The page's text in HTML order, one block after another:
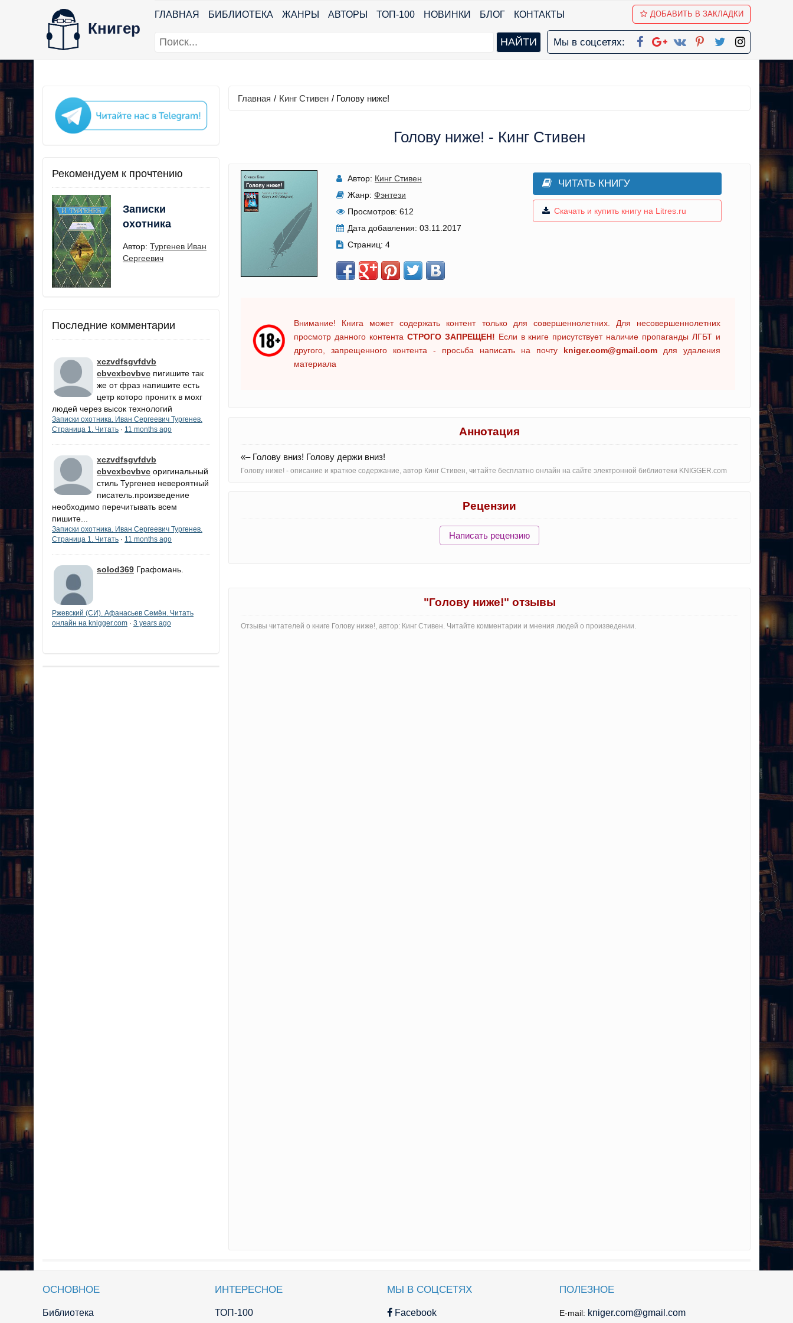
Книгер
ГЛАВНАЯ БИБЛИОТЕКА ЖАНРЫ АВТОРЫ ТОП-100 НОВИНКИ БЛОГ КОНТАКТЫ ДОБАВИТЬ В ЗАКЛАДКИ
Мы в соцсетях:
Рекомендуем к прочтению
Записки
охотника
Автор: Тургенев Иван
Сергеевич
Последние комментарии
xczvdfsgvfdvb
cbvcxbcvbvc пигишите так
же от фраз напишите есть
цетр которо пронитк в мохг
людей через высок технологий
Записки охотника. Иван Сергеевич Тургенев.
Страница 1. Читать · 11 months ago
xczvdfsgvfdvb
cbvcxbcvbvc оригинальный
стиль Тургенев невероятный
писатель.произведение
необходимо перечитывать всем
пишите...
Записки охотника. Иван Сергеевич Тургенев.
Страница 1. Читать · 11 months ago
solod369 Графомань.
Ржевский (СИ). Афанасьев Семён. Читать
онлайн на knigger.com · 3 years ago
Главная / Кинг Стивен / Голову ниже!
Голову ниже! - Кинг Стивен
Автор: Кинг Стивен
Жанр: Фэнтези
Просмотров: 612
Дата добавления: 03.11.2017
Страниц: 4
ЧИТАТЬ КНИГУ
Скачать и купить книгу на Litres.ru
Внимание! Книга может содержать контент только для совершеннолетних. Для несовершеннолетних
просмотр данного контента СТРОГО ЗАПРЕЩЕН! Если в книге присутствует наличие пропаганды ЛГБТ и
другого, запрещенного контента - просьба написать на почту kniger.com@gmail.com для удаления
материала
Аннотация
«– Голову вниз! Голову держи вниз!
Голову ниже! - oписание и краткое содержание, автор Кинг Стивен, читайте бесплатно онлайн на сайте электронной библиотеки KNIGGER.com
Рецензии
Написать рецензию
"Голову ниже!" отзывы
Отзывы читателей о книге Голову ниже!, автор: Кинг Стивен. Читайте комментарии и мнения людей о произведении.
ОСНОВНОЕ
Библиотека
ИНТЕРЕСНОЕ
ТОП-100
МЫ В СОЦСЕТЯХ
Facebook
ПОЛЕЗНОЕ
E-mail: kniger.com@gmail.com